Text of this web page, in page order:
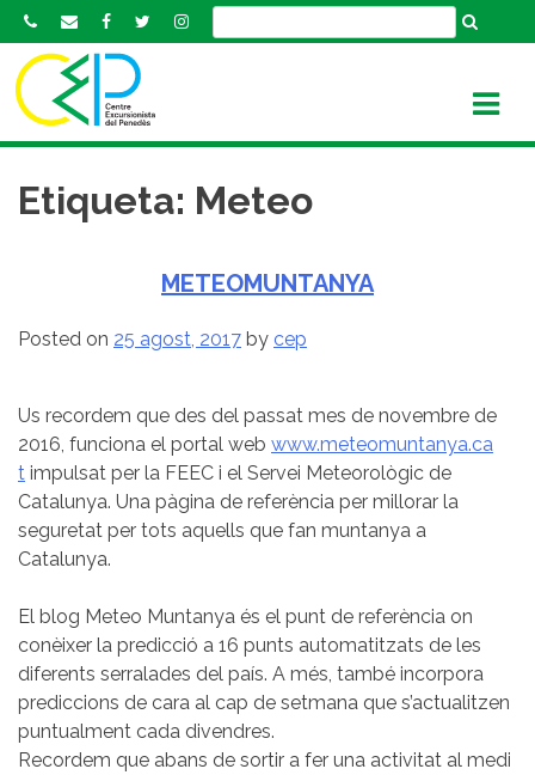
k
Etiqueta: Meteo
METEOMUNTANYA
Posted on 25 agost, 2017 by cep
Us recordem que des del passat mes de novembre de
2016, funciona el portal web www.meteomuntanya.ca
t impulsat per la FEEC i el Servei Meteorològic de
Catalunya. Una pàgina de referència per millorar la
seguretat per tots aquells que fan muntanya a
Catalunya.
El blog Meteo Muntanya és el punt de referència on
conèixer la predicció a 16 punts automatitzats de les
diferents serralades del país. A més, també incorpora
prediccions de cara al cap de setmana que s’actualitzen
puntualment cada divendres.
Recordem que abans de sortir a fer una activitat al medi